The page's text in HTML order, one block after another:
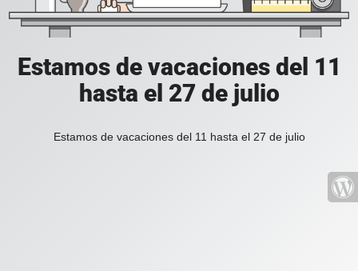
Estamos de vacaciones del 11
hasta el 27 de julio
Estamos de vacaciones del 11 hasta el 27 de julio